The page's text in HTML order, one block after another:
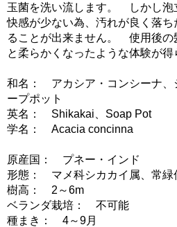
玉菌を洗い流します。 しかし泡
快感が少ない為、汚れが良く落
ることが出来ません。 使用後の
と柔らかくなったような体験が得
和名： アカシア・コンシーナ、
ープポット
英名： Shikakai、Soap Pot
学名： Acacia concinna
原産国： プネー・インド
形態： マメ科シカカイ属、常緑
樹高： 2～6m
ベランダ栽培： 不可能
種まき： 4～9月